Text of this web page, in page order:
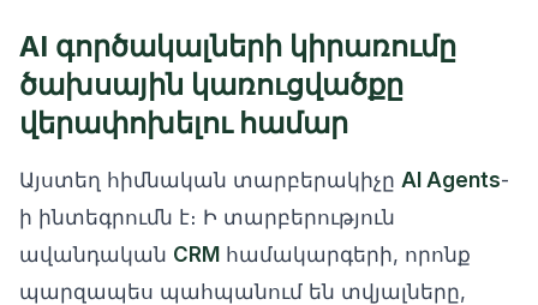
AI գործակալների կիրառումը
ծախսային կառուցվածքը
վերափոխելու համար
Այստեղ հիմնական տարբերակիչը AI Agents-
ի ինտեգրումն է։ Ի տարբերություն
ավանդական CRM համակարգերի, որոնք
պարզապես պահպանում են տվյալները,